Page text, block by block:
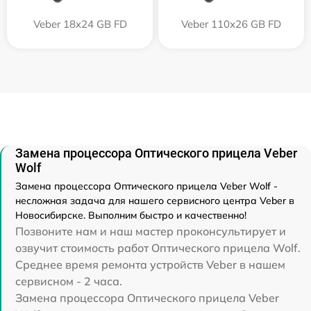
Veber 18x24 GB FD Veber 110х26 GB FD
Замена процессора Оптического прицела Veber
Wolf
Замена процессора Оптического прицела Veber Wolf -
несложная задача для нашего сервисного центра Veber в
Новосибирске. Выполним быстро и качественно!
Позвоните нам и наш мастер проконсультирует и
озвучит стоимость работ Оптического прицела Wolf.
Среднее время ремонта устройств Veber в нашем
сервисном - 2 часа.
Замена процессора Оптического прицела Veber